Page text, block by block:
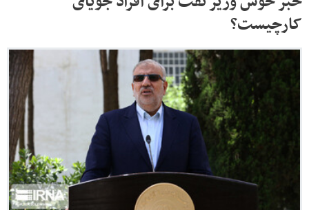
کارچیست؟